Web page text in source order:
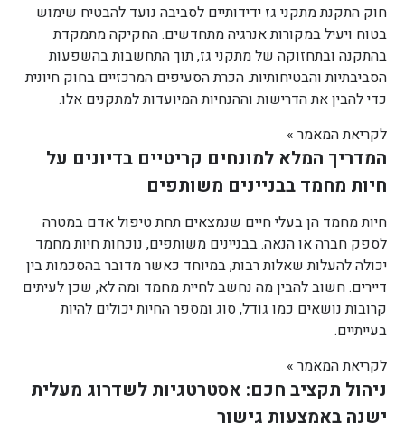
חוק התקנת מתקני גז ידידותיים לסביבה נועד להבטיח שימוש
בטוח ויעיל במקורות אנרגיה מתחדשים. החקיקה מתמקדת
בהתקנה ובתחזוקה של מתקני גז, תוך התחשבות בהשפעות
הסביבתיות והבטיחותיות. הכרת הסעיפים המרכזיים בחוק חיונית
כדי להבין את הדרישות וההנחיות המיועדות למתקנים אלו.
לקריאת המאמר »
המדריך המלא למונחים קריטיים בדיונים על
חיות מחמד בבניינים משותפים
חיות מחמד הן בעלי חיים שנמצאים תחת טיפול אדם במטרה
לספק חברה או הנאה. בבניינים משותפים, נוכחות חיות מחמד
יכולה להעלות שאלות רבות, במיוחד כאשר מדובר בהסכמות בין
דיירים. חשוב להבין מה נחשב לחיית מחמד ומה לא, שכן לעיתים
קרובות נושאים כמו גודל, סוג ומספר החיות יכולים להיות
בעייתיים.
לקריאת המאמר »
ניהול תקציב חכם: אסטרטגיות לשדרוג מעלית
ישנה באמצעות גישור